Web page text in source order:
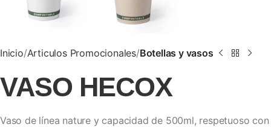
Inicio Articulos Promocionales Botellas y vasos
VASO HECOX
Vaso de línea nature y capacidad de 500ml, respetuoso con